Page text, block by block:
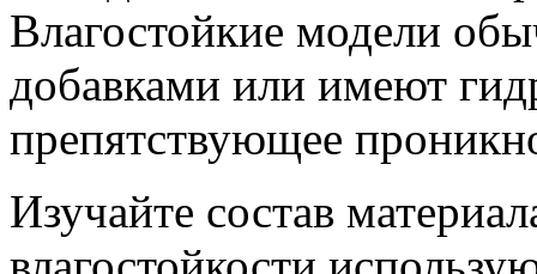
Влагостойкие модели
добавками или имеют
препятствующее
Изучайте состав